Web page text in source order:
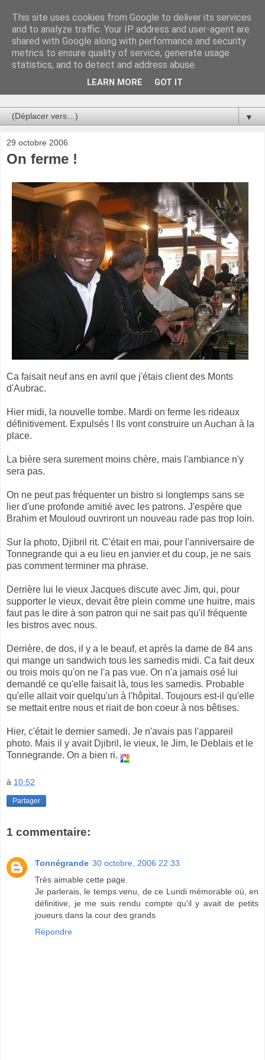
Au bistro !
La connerie étant le seul chemin susceptible de nous faire
entrevoir une parcelle de vérité, utilisons la par des moyens
de communication efficaces. Le temps qu'on remplisse nos
▼
29 octobre 2006
On ferme !
Ca faisait neuf ans en avril que j'étais client des Monts
d'Aubrac.
Hier midi, la nouvelle tombe. Mardi on ferme les rideaux
définitivement. Expulsés ! Ils vont construire un Auchan à la
place.
La bière sera surement moins chère, mais l'ambiance n'y
sera pas.
On ne peut pas fréquenter un bistro si longtemps sans se
lier d'une profonde amitié avec les patrons. J'espère que
Brahim et Mouloud ouvriront un nouveau rade pas trop loin.
Sur la photo, Djibril rit. C'était en mai, pour l'anniversaire de
Tonnegrande qui a eu lieu en janvier et du coup, je ne sais
pas comment terminer ma phrase.
Derrière lui le vieux Jacques discute avec Jim, qui, pour
supporter le vieux, devait être plein comme une huitre, mais
faut pas le dire à son patron qui ne sait pas qu'il fréquente
les bistros avec nous.
Derrière, de dos, il y a le beauf, et après la dame de 84 ans
qui mange un sandwich tous les samedis midi. Ca fait deux
ou trois mois qu'on ne l'a pas vue. On n'a jamais osé lui
demandé ce qu'elle faisait là, tous les samedis. Probable
qu'elle allait voir quelqu'un à l'hôpital. Toujours est-il qu'elle
se mettait entre nous et riait de bon coeur à nos bêtises.
Hier, c'était le dernier samedi. Je n'avais pas l'appareil
photo. Mais il y avait Djibril, le vieux, le Jim, le Deblais et le
Tonnegrande. On a bien ri.
à 10:52
Partager
1 commentaire:
Tonnégrande 30 octobre, 2006 22:33
Très aimable cette page.
Je parlerais, le temps venu, de ce Lundi mémorable où, en
définitive, je me suis rendu compte qu'il y avait de petits
joueurs dans la cour des grands
Répondre
This site uses cookies from Google to deliver its services
and to analyze traffic. Your IP address and user-agent are
shared with Google along with performance and security
metrics to ensure quality of service, generate usage
statistics, and to detect and address abuse.
LEARN MORE GOT IT